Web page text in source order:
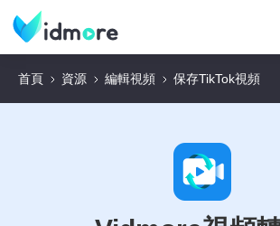
首頁 資源 編輯視頻 保存TikTok視頻